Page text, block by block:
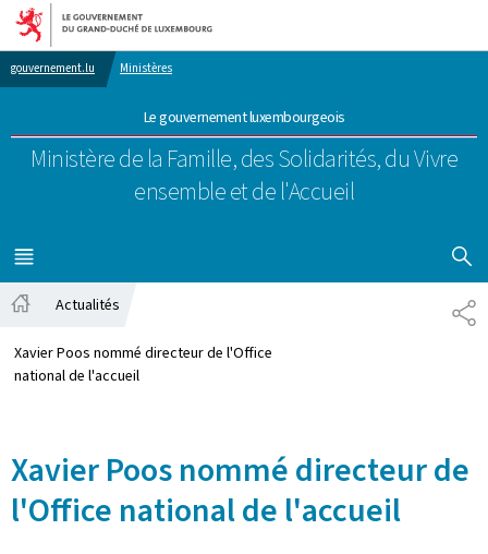
Aller au menu principal
Aller au contenu
gouvernement.lu Ministères
Le gouvernement luxembourgeois
Ministère de la Famille, des Solidarités,du Vivre
ensemble et de l'Accueil
MENU
PRINCIPAL
Actualités
Xavier Poos nommé directeur de l'Office
national de l'accueil
Xavier Poos nommé directeur de
l'Office national de l'accueil